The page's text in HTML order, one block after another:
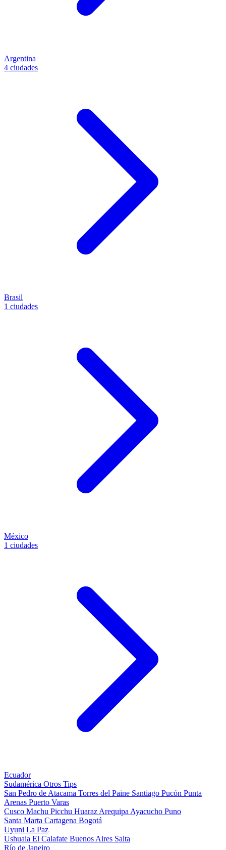
Argentina
4 ciudades
Brasil
1 ciudades
México
1 ciudades
Ecuador
Sudamérica Otros Tips
San Pedro de Atacama Torres del Paine Santiago Pucón Punta
Arenas Puerto Varas
Cusco Machu Picchu Huaraz Arequipa Ayacucho Puno
Santa Marta Cartagena Bogotá
Uyuni La Paz
Ushuaia El Calafate Buenos Aires Salta
Río de Janeiro